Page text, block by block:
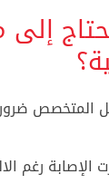
إلى
المتخصص
الإصابة رغم